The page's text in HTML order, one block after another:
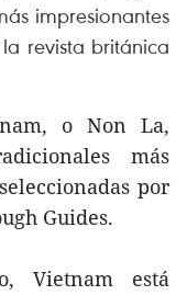
impresionantes
revista británica
o Non La,
más
por
Guides.
Vietnam está